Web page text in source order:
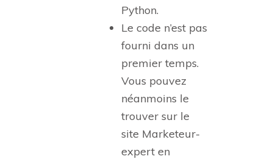
Python.
Le code n’est pas
fourni dans un
premier temps.
Vous pouvez
néanmoins le
trouver sur le
site Marketeur-
expert en